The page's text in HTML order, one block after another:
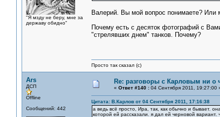
"Я мзду не беру, мне за
державу обидно"
Валерий. Вы мой вопрос понимаете? Или
Почему есть с десяток фотографий с
"стрелявших днем" танков. Почему?
Просто так сказал (с)
Ars
ДСП
Offline
Сообщений: 442
Re: разговоры с Карловым ни о
« Ответ #140 :04 Сентября 2011, 19:27:00
Цитата: В.Карлов от 04 Сентября 2011, 17:16:38
а ведь всё просто, Ира, так, как обычно и бывает.
которой ей рассказали. я дал ей черновой